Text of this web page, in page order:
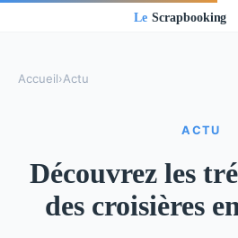
Accueil›Actu
ACTU
Découvrez les
des croisières